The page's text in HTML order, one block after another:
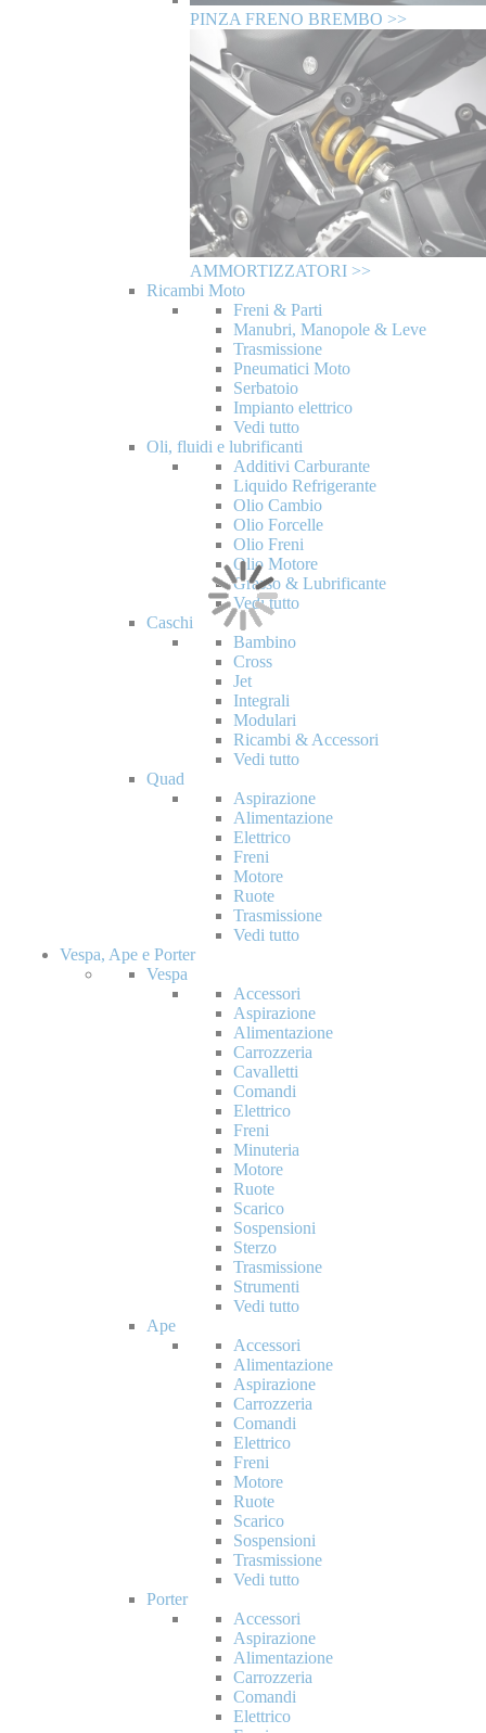
PINZA FRENO BREMBO >>
AMMORTIZZATORI >>
Ricambi Moto
Freni & Parti
Manubri, Manopole & Leve
Trasmissione
Pneumatici Moto
Serbatoio
Impianto elettrico
Vedi tutto
Oli, fluidi e lubrificanti
Additivi Carburante
Liquido Refrigerante
Olio Cambio
Olio Forcelle
Olio Freni
Olio Motore
Grasso & Lubrificante
Vedi tutto
Caschi
Bambino
Cross
Jet
Integrali
Modulari
Ricambi & Accessori
Vedi tutto
Quad
Aspirazione
Alimentazione
Elettrico
Freni
Motore
Ruote
Trasmissione
Vedi tutto
Vespa, Ape e Porter
Vespa
Accessori
Aspirazione
Alimentazione
Carrozzeria
Cavalletti
Comandi
Elettrico
Freni
Minuteria
Motore
Ruote
Scarico
Sospensioni
Sterzo
Trasmissione
Strumenti
Vedi tutto
Ape
Accessori
Alimentazione
Aspirazione
Carrozzeria
Comandi
Elettrico
Freni
Motore
Ruote
Scarico
Sospensioni
Trasmissione
Vedi tutto
Porter
Accessori
Aspirazione
Alimentazione
Carrozzeria
Comandi
Elettrico